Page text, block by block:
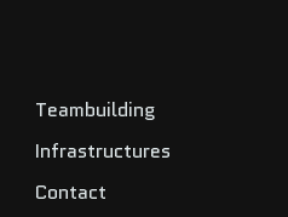
Teambuilding
Infrastructures
Contact